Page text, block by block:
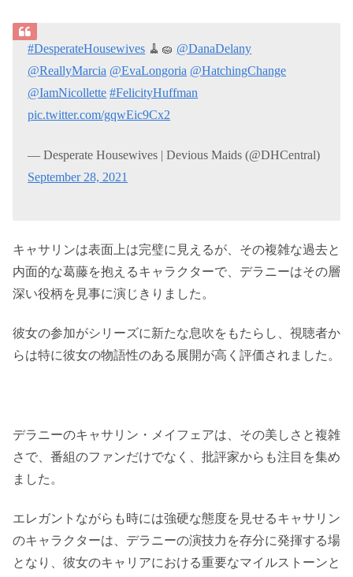
#DesperateHousewives 🧹🧽 @DanaDelany
@ReallyMarcia @EvaLongoria @HatchingChange
@IamNicollette #FelicityHuffman
pic.twitter.com/gqwEic9Cx2
— Desperate Housewives | Devious Maids (@DHCentral)
September 28, 2021
キャサリンは表面上は完璧に見えるが、その複雑な過去と
内面的な葛藤を抱えるキャラクターで、デラニーはその層
深い役柄を見事に演じきりました。
彼女の参加がシリーズに新たな息吹をもたらし、視聴者か
らは特に彼女の物語性のある展開が高く評価されました。
デラニーのキャサリン・メイフェアは、その美しさと複雑
さで、番組のファンだけでなく、批評家からも注目を集め
ました。
エレガントながらも時には強硬な態度を見せるキャサリン
のキャラクターは、デラニーの演技力を存分に発揮する場
となり、彼女のキャリアにおける重要なマイルストーンと